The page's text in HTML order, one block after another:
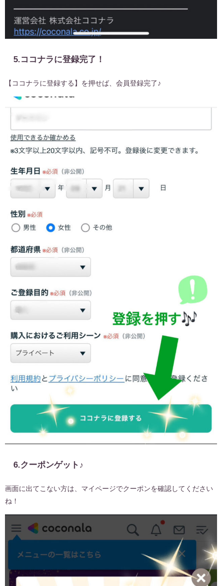
5.ココナラに登録完了！
【ココナラに登録する】を押せば、会員登録完了♪
6.クーポンゲット♪
画面に出てこない方は、マイページでクーポンを確認してください
ね！